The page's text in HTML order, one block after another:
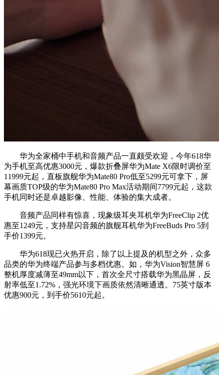
华为全家桶中手机和音频产品一直颇受欢迎，今年618华
为手机至高优惠3000元，爆款折叠屏华为Mate X6限时调价至
11999元起，直板旗舰华为Mate80 Pro低至5299元可拿下，屏
幕画质TOP级的华为Mate80 Pro Max活动期间7799元起，这款
手机同时还是卓越影像、性能、体验的集大成者。
音频产品同样有惊喜，现象级耳夹耳机华为FreeClip 2优
惠至1249元，支持星闪音频的旗舰耳机华为FreeBuds Pro 5到
手价1399元。
华为618现已火热开启，除了以上提及的机型之外，众多
品类的华为终端产品参与多档优惠。如，华为Vision智慧屏 6
整机厚度减薄至49mm以下，首次全尺寸搭载华为黑晶屏，反
射率低至1.72%，强光环境下画质依然清晰通透。75英寸版本
优惠900元，到手价5610元起。